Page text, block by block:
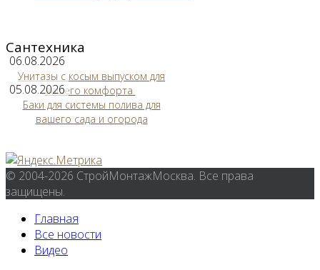
Сантехника
06.08.2026
Унитазы с косым выпуском для
вашего комфорта
05.08.2026
Баки для системы полива для
вашего сада и огорода
© 2004-2026 СтройМонтажМосква. Все права
защищены.
Главная
Все новости
Видео